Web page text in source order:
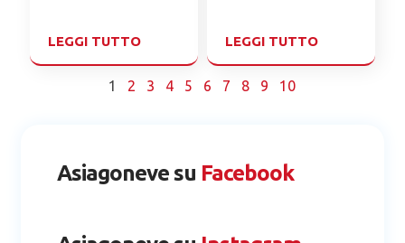
Asiagoneve su Facebook
LEGGI TUTTO LEGGI TUTTO
1 2 3 4 5 6 7 8 9 10